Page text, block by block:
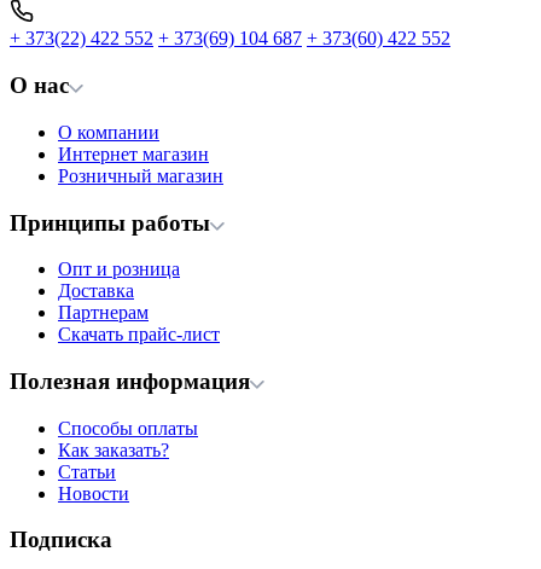
+ 373(22) 422 552 + 373(69) 104 687 + 373(60) 422 552
О нас
О компании
Интернет магазин
Розничный магазин
Принципы работы
Опт и розница
Доставка
Партнерам
Скачать прайс-лист
Полезная информация
Способы оплаты
Как заказать?
Статьи
Новости
Подписка